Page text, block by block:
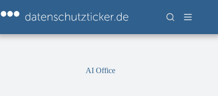
Inhalt
springen
AI Office